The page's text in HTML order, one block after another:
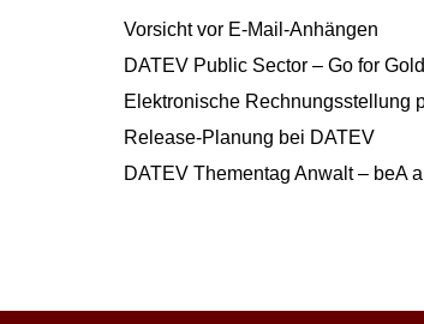
Vorsicht vor E-Mail-Anhängen
DATEV Public Sector – Go for
Elektronische Rechnungsstellung
Release-Planung bei DATEV
DATEV Thementag Anwalt – beA